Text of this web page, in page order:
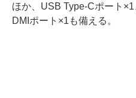
ほか、USB Type-Cポート
DMIポート×1も備える。